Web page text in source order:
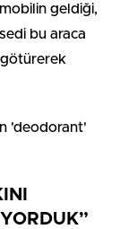
geldiği,
bu araca